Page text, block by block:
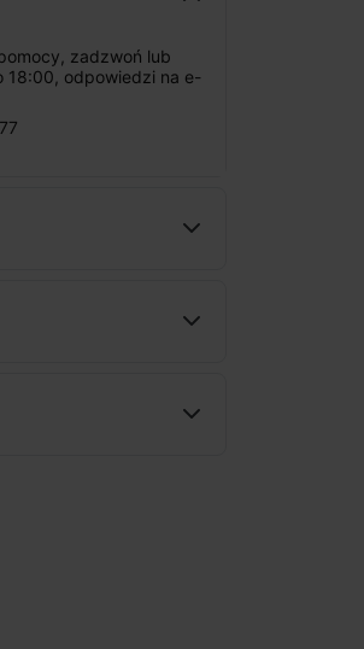
zadzwoń lub
18:00, odpowiedzi na e-